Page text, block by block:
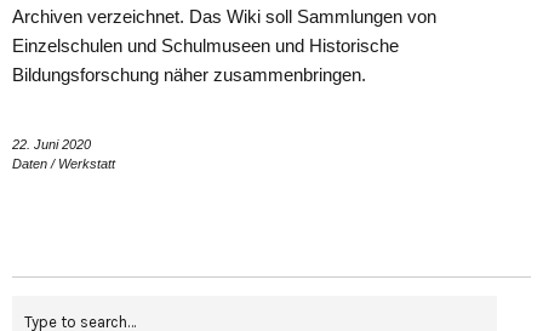
Archiven verzeichnet. Das Wiki soll Sammlungen von
Einzelschulen und Schulmuseen und Historische
Bildungsforschung näher zusammenbringen.
22. Juni 2020
Daten / Werkstatt